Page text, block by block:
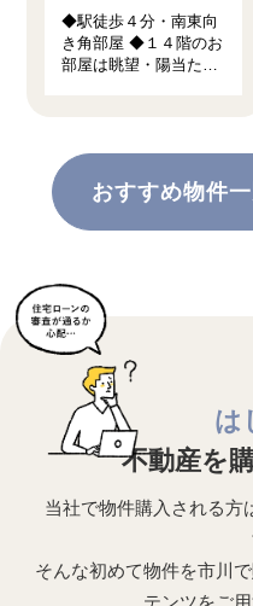
◆駅徒歩４分・南東向
き角部屋 ◆１４階のお
部屋は眺望・陽当た
おすすめ物件
は
不動産を
当社で物件購入される方
そんな初めて物件を市川